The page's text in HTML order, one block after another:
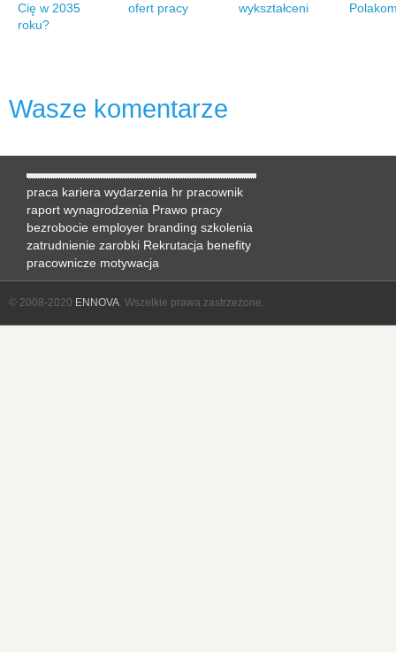
Cię w 2035
roku?
ofert pracy
wykształceni
Wasze komentarze
praca kariera wydarzenia hr pracownik
raport wynagrodzenia Prawo pracy
bezrobocie employer branding szkolenia
zatrudnienie zarobki Rekrutacja benefity
pracownicze motywacja
© 2008-2020 ENNOVA. Wszelkie prawa zastrzeżone.